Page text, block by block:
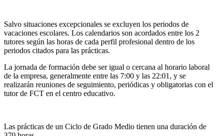
Salvo situaciones excepcionales se excluyen los periodos de
vacaciones escolares. Los calendarios son acordados entre los 2
tutores según las horas de cada perfil profesional dentro de los
periodos citados para las prácticas.
La jornada de formación debe ser igual o cercana al horario laboral
de la empresa, generalmente entre las 7:00 y las 22:01, y se
realizarán reuniones de seguimiento, periódicas y obligatorias con el
tutor de FCT en el centro educativo.
Las prácticas de un Ciclo de Grado Medio tienen una duración de